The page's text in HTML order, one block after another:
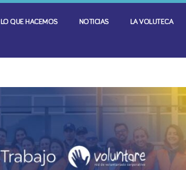
LO QUE HACEMOS NOTICIAS LA VOLUTECA